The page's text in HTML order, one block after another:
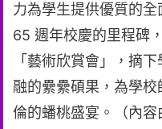
力為學生提供優質的
65 週年校慶的里程碑
「藝術欣賞會」，摘
融的纍纍碩果，為學
倫的蟠桃盛宴。（內